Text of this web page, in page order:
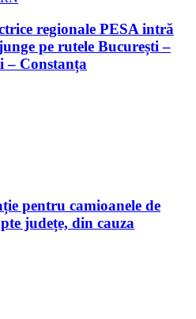
regionale PESA intră
pe rutele București –
– Constanța
pentru camioanele de
județe, din cauza